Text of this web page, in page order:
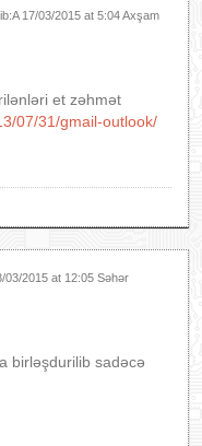
17/03/2015 at 5:04 Axşam
et zəhmət
07/31/gmail-outlook/
03/2015 at 12:05 Səhər
birləşdurilib sadəcə